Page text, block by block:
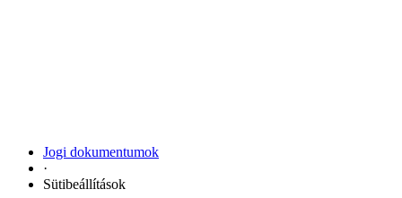
Jogi dokumentumok
·
Sütibeállítások